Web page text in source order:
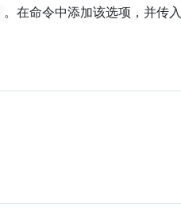
。在命令中添加该选项，并传入